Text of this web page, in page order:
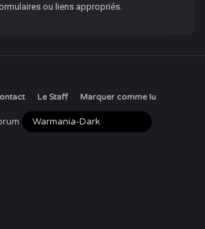
ou liens appropriés.
Le Staff Marquer comme lu